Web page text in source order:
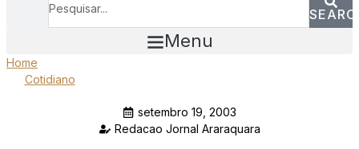
Menu
Home
Cotidiano
setembro 19, 2003
Redacao Jornal Araraquara